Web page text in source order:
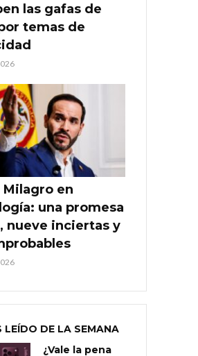
las gafas de
temas de
Milagro en
una promesa
nueve inciertas y
LEÍDO DE LA SEMANA
¿Vale la pena